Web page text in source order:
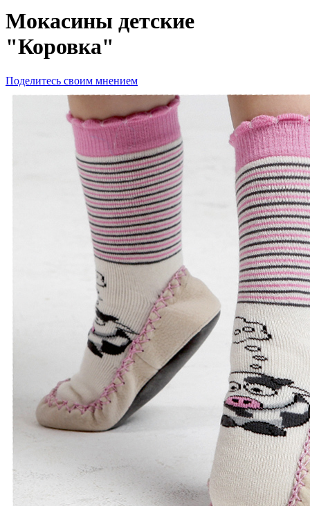
Мокасины детские
"Коровка"
Поделитесь своим мнением